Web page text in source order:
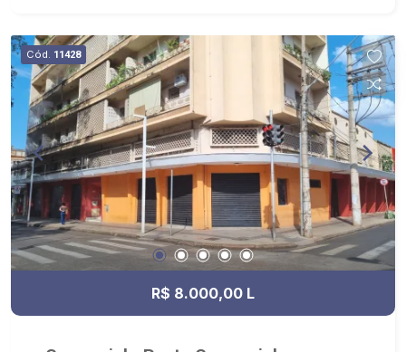
Cód. 11428
R$ 8.000,00 L